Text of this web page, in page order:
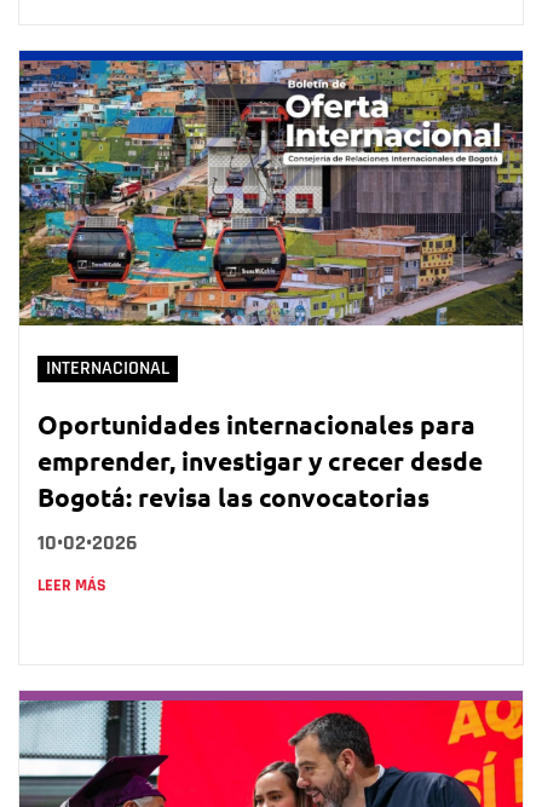
INTERNACIONAL
Oportunidades internacionales para
emprender, investigar y crecer desde
Bogotá: revisa las convocatorias
10•02•2026
LEER MÁS